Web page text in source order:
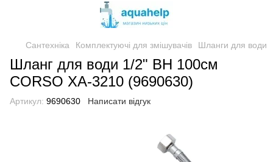
Сантехніка Комплектуючі для змішувачів Шланги для води
Шланг для води 1/2" ВН 100см
CORSO XA-3210 (9690630)
Артикул: 9690630 Написати відгук